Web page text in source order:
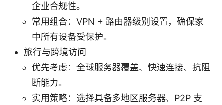
企业合规性。
常用组合：VPN + 路由器级别设置，确保家
中所有设备受保护。
旅行与跨境访问
优先考虑：全球服务器覆盖、快速连接、抗阻
断能力。
实用策略：选择具备多地区服务器、P2P 支